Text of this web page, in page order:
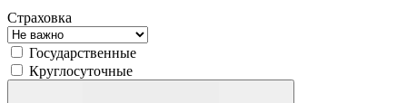
Страховка
Государственные
Круглосуточные